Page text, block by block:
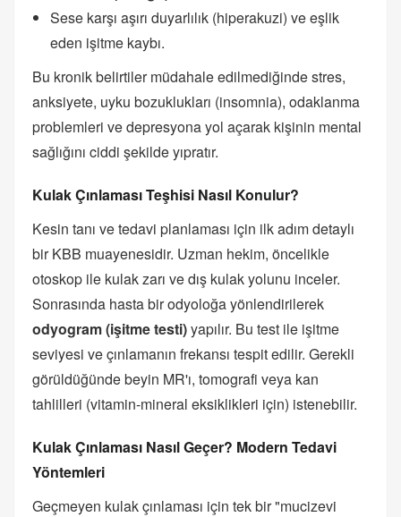
Sese karşı aşırı duyarlılık (hiperakuzi) ve eşlik
eden işitme kaybı.
Bu kronik belirtiler müdahale edilmediğinde stres,
anksiyete, uyku bozuklukları (insomnia), odaklanma
problemleri ve depresyona yol açarak kişinin mental
sağlığını ciddi şekilde yıpratır.
Kulak Çınlaması Teşhisi Nasıl Konulur?
Kesin tanı ve tedavi planlaması için ilk adım detaylı
bir KBB muayenesidir. Uzman hekim, öncelikle
otoskop ile kulak zarı ve dış kulak yolunu inceler.
Sonrasında hasta bir odyoloğa yönlendirilerek
odyogram (işitme testi)yapılır. Bu test ile işitme
seviyesi ve çınlamanın frekansı tespit edilir. Gerekli
görüldüğünde beyin MR'ı, tomografi veya kan
tahlilleri (vitamin-mineral eksiklikleri için) istenebilir.
Kulak Çınlaması Nasıl Geçer? Modern Tedavi
Yöntemleri
Geçmeyen kulak çınlaması için tek bir "mucizevi